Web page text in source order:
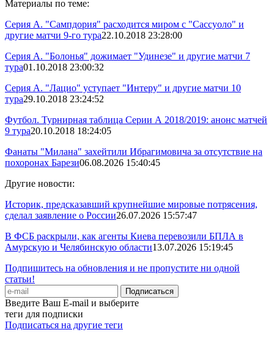
Материалы по теме:
Серия А. "Сампдория" расходится миром с "Сассуоло" и
другие матчи 9-го тура22.10.2018 23:28:00
Серия А. "Болонья" дожимает "Удинезе" и другие матчи 7
тура01.10.2018 23:00:32
Серия А. "Лацио" уступает "Интеру" и другие матчи 10
тура29.10.2018 23:24:52
Футбол. Турнирная таблица Серии А 2018/2019: анонс матчей
9 тура20.10.2018 18:24:05
Фанаты "Милана" захейтили Ибрагимовича за отсутствие на
похоронах Барези06.08.2026 15:40:45
Другие новости:
Историк, предсказавший крупнейшие мировые потрясения,
сделал заявление о России26.07.2026 15:57:47
В ФСБ раскрыли, как агенты Киева перевозили БПЛА в
Амурскую и Челябинскую области13.07.2026 15:19:45
Подпишитесь на обновления и не пропустите ни одной
статьи!
Введите Ваш E-mail и выберите
теги для подписки
Подписаться на другие теги